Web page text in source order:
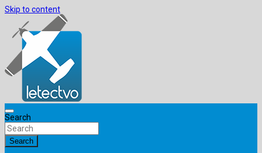
Skip to content
Search
Search